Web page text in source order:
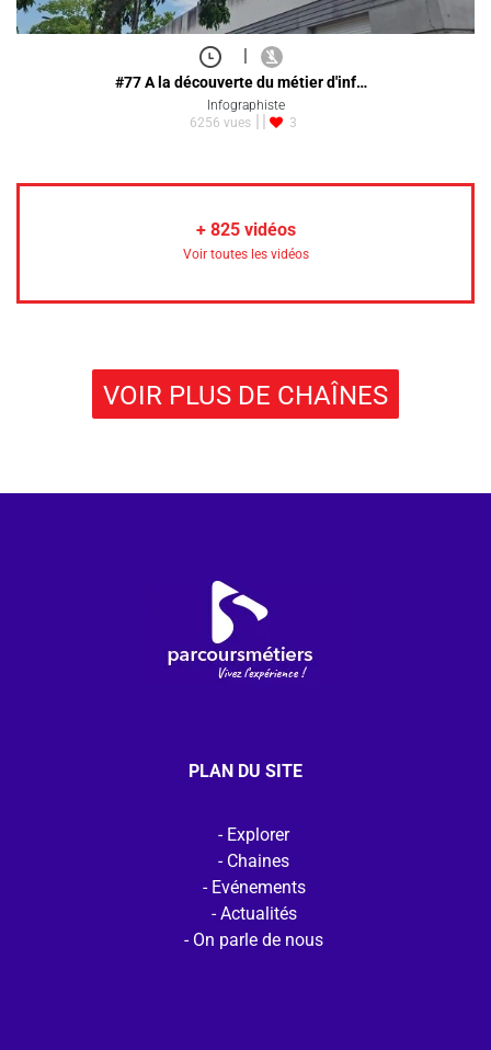
|
#77 A la découverte du métier d'inf…
Infographiste
6256 vues
3
+ 825vidéos
Voir toutes les vidéos
VOIR PLUS DE CHAÎNES
PLAN DU SITE
Explorer
Chaines
Evénements
Actualités
On parle de nous